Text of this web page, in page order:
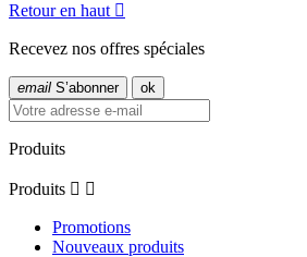
Retour en haut 
Recevez nos offres spéciales
email S’abonner
Produits
Produits  
Promotions
Nouveaux produits